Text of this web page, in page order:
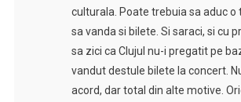
culturala. Poate trebuia sa aduc o
sa vanda si bilete. Si saraci, si cu
sa zici ca Clujul nu-i pregatit pe
vandut destule bilete la concert.
acord, dar total din alte motive.